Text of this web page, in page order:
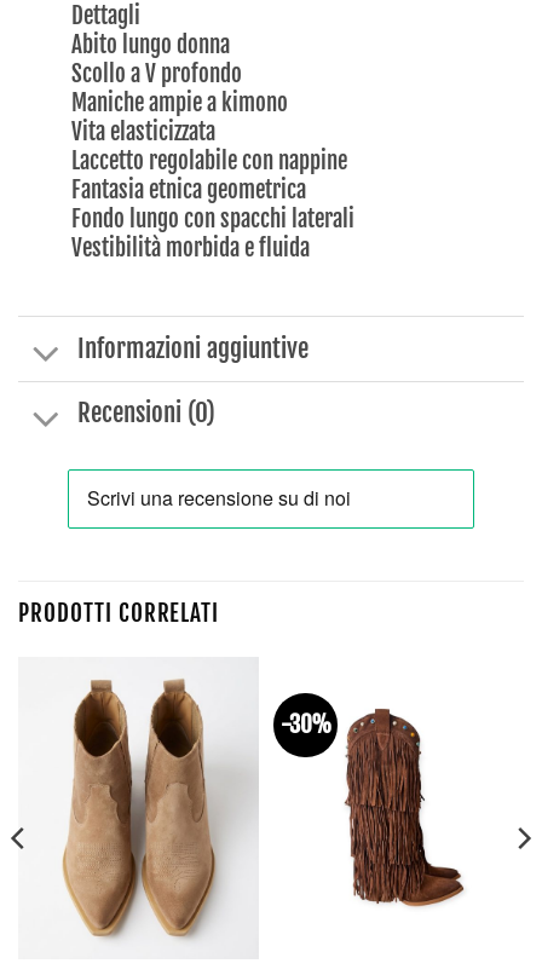
Dettagli
Abito lungo donna
Scollo a V profondo
Maniche ampie a kimono
Vita elasticizzata
Laccetto regolabile con nappine
Fantasia etnica geometrica
Fondo lungo con spacchi laterali
Vestibilità morbida e fluida
Informazioni aggiuntive
Recensioni (0)
PRODOTTI CORRELATI
-30%